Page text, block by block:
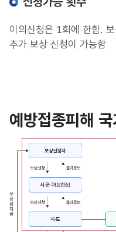
이의신청은 1회에 한함.
추가 보상 신청이 가능함
예방접종피해